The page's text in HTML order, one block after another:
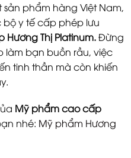
phẩm hàng Việt Nam,
y tế cấp phép lưu
Thị Platinum.Đừng
làm bạn buồn rầu, việc
tinh thần mà còn khiến
Mỹ phẩm cao cấp
nhé: Mỹ phẩm Hương